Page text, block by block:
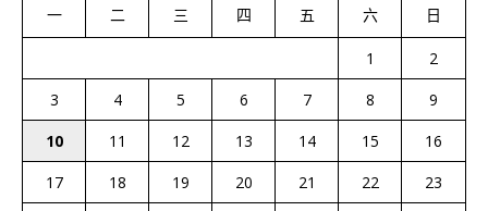
一 二 三 四 五 六 日
1
2
3
4 5 6 7 8
9
10
11 12 13 14 15
16
17
18 19 20 21 22
23